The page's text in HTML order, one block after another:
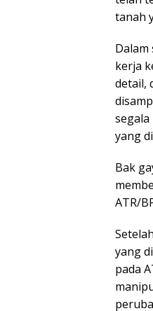
tanah
kerja
detail,
yang
Bak
ATR/
yang
pada